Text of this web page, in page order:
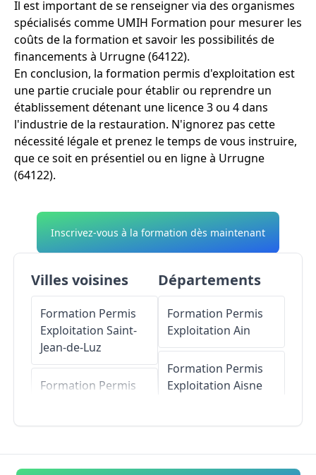
Il est important de se renseigner via des organismes
spécialisés comme UMIH Formation pour mesurer les
coûts de la formation et savoir les possibilités de
financements à Urrugne (64122).
En conclusion, la formation permis d'exploitation est
une partie cruciale pour établir ou reprendre un
établissement détenant une licence 3 ou 4 dans
l'industrie de la restauration. N'ignorez pas cette
nécessité légale et prenez le temps de vous instruire,
que ce soit en présentiel ou en ligne à Urrugne
(64122).
Inscrivez-vous à la formation dès maintenant
Villes voisines
Formation Permis
Exploitation Saint-
Jean-de-Luz
Formation Permis
ExploitationBiriatou
Départements
Formation Permis
Exploitation Ain
Formation Permis
Exploitation Aisne
Formation Permis